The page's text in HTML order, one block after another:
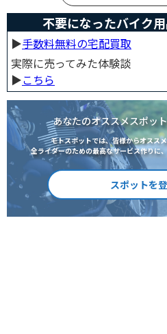
不要になったバイク
▶︎手数料無料の宅配買取
実際に売ってみた体験談
▶︎こちら
あなたのオススメスポッ
モトスポットでは、皆様からオスス
全ライダーのための最高なサービス作りに
スポットを